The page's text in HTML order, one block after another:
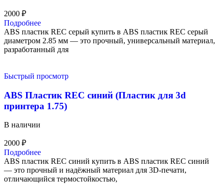
2000 ₽
Подробнее
ABS пластик REC серый купить в ABS пластик REC серый
диаметром 2.85 мм — это прочный, универсальный материал,
разработанный для
Быстрый просмотр
ABS Пластик REC синий (Пластик для 3d
принтера 1.75)
В наличии
2000 ₽
Подробнее
ABS пластик REC синий купить в ABS пластик REC синий
— это прочный и надёжный материал для 3D-печати,
отличающийся термостойкостью,